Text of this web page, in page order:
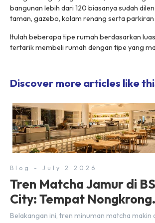
bangunan lebih dari 120 biasanya sudah
taman, gazebo, kolam renang serta parkiran
Itulah beberapa tipe rumah berdasarkan
tertarik membeli rumah dengan tipe yang
Discover more articles like
Blog - July 2 2026
Tren Matcha Jamur di
City: Tempat Nongkrong
Estetik Dekat Hunian
Belakangan ini, tren minuman matcha makin